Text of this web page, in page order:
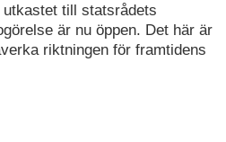
till statsrådets
är nu öppen. Det här är
riktningen för framtidens